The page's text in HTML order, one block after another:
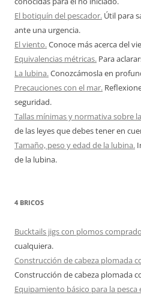
El botiquín del pescador. Útil para
ante una urgencia.
El viento.Conoce más acerca del
Equivalencias métricas. Para
La lubina.Conozcámosla en
Precauciones con el mar.
seguridad.
Tallas mínimas y normativa sobre
de las leyes que debes tener en
Tamaño, peso y edad de la lubina.
de la lubina.
4 BRICOS
Bucktails jigs con plomos
cualquiera.
Construcción de cabeza plomada
Construcción de cabeza plomada
Equipamiento básico para la pesca